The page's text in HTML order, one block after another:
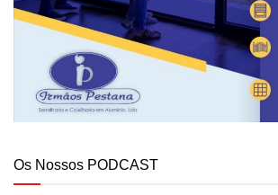
Os Nossos PODCAST